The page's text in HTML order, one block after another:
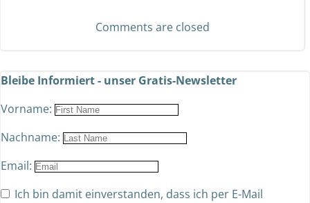
Comments are closed
Bleibe Informiert - unser Gratis-Newsletter
Vorname:
Nachname:
Email:
Ich bin damit einverstanden, dass ich per E-Mail